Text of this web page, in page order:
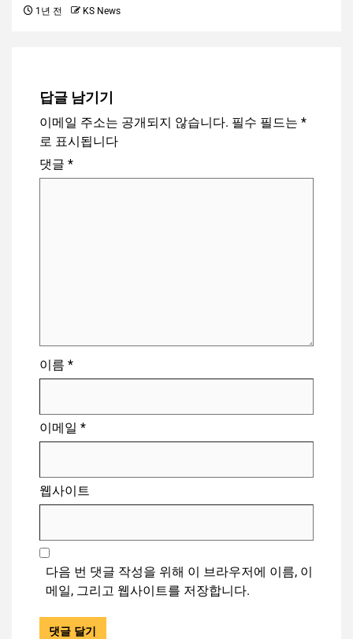
1년 전 KS News
답글 남기기
이메일 주소는 공개되지 않습니다. 필수 필드는 *
로 표시됩니다
댓글 *
이름 *
이메일 *
웹사이트
다음 번 댓글 작성을 위해 이 브라우저에 이름, 이
메일, 그리고 웹사이트를 저장합니다.